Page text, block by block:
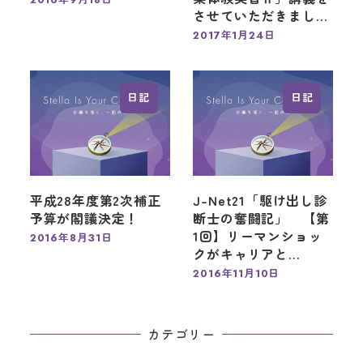
させていただきまし…
2017年1月24日
日記
平成28年度第2次補正
予算が閣議決定！
2016年8月31日
日記
J-Net21「駆け出し診
断士の奮闘記」 【第
1回】リーマンショッ
クがキャリアと…
2016年11月10日
カテゴリー